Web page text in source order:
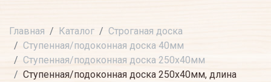
Главная Каталог
Строганая доска
Ступенная/подоконная доска 40мм
Ступенная/подоконная доска 250х40мм
Ступенная/подоконная доска 250х40мм, длина